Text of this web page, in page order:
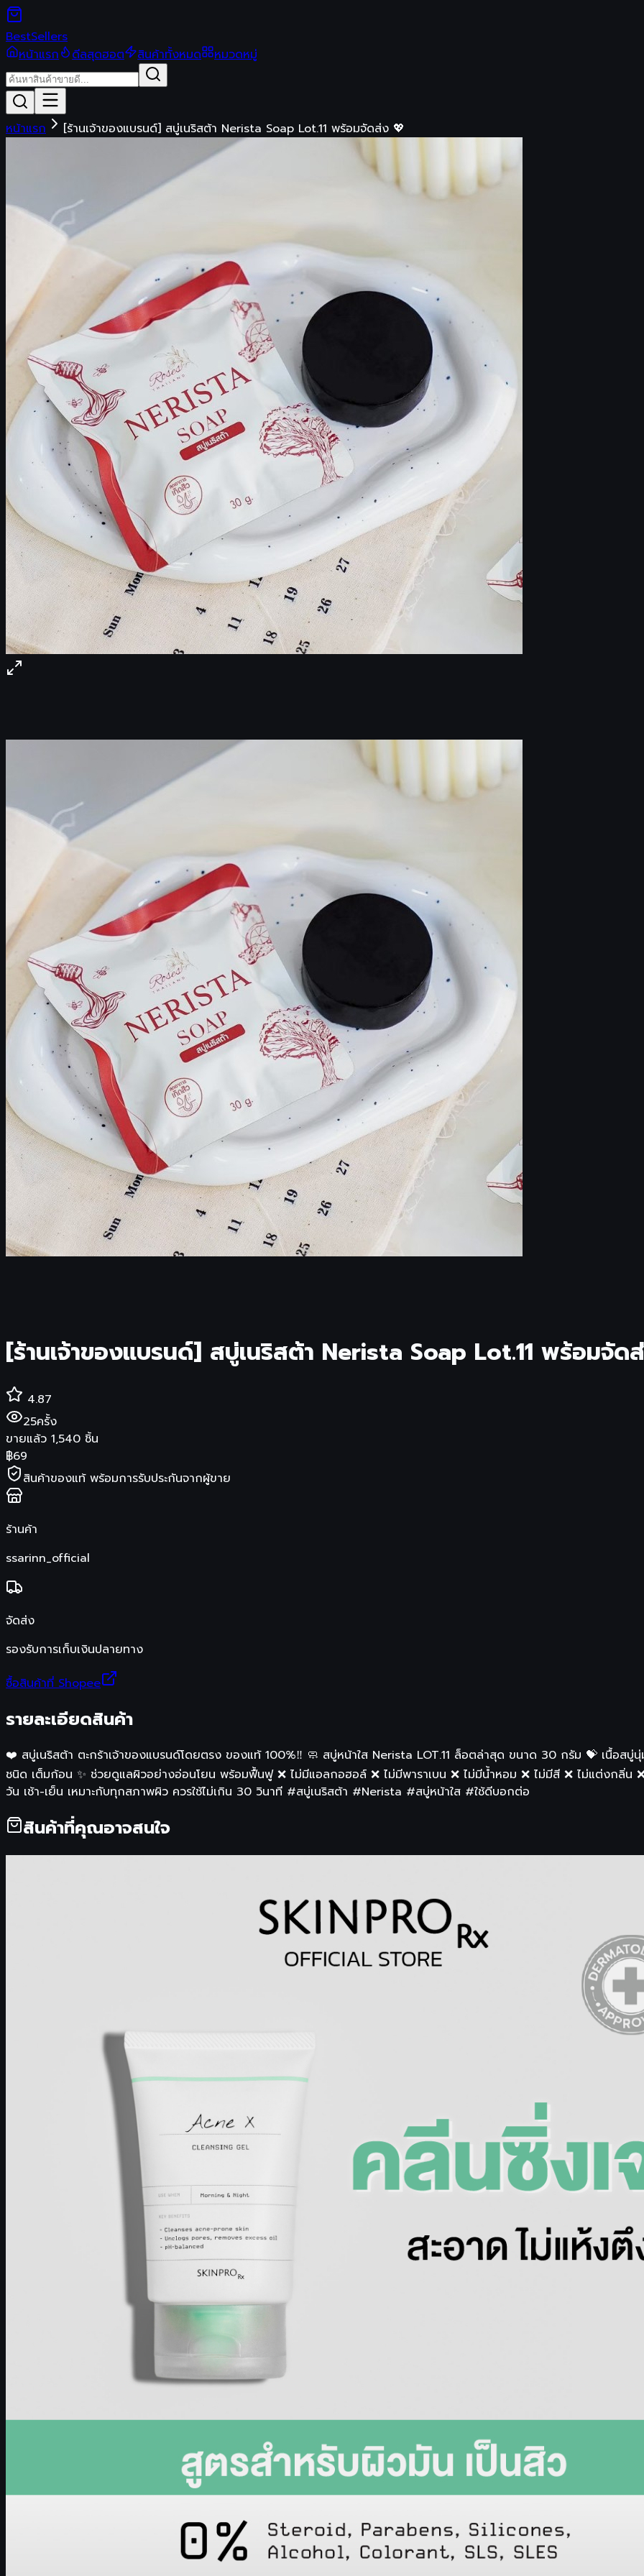
BestSellers
หน้าแรก
ดีลสุดฮอต สินค้าทั้งหมด หมวดหมู่
หน้าแรก [ร้านเจ้าของแบรนด์] สบู่เนริสต้า Nerista Soap Lot.11 พร้อมจัดส่ง 💖
[ร้านเจ้าของแบรนด์] สบู่เนริสต้า Nerista Soap Lot.11 พร้อมจัด
4.87
25ครั้ง
ขายแล้ว 1,540 ชิ้น
฿69
สินค้าของแท้ พร้อมการรับประกันจากผู้ขาย
ร้านค้า
ssarinn_official
จัดส่ง
รองรับการเก็บเงินปลายทาง
ซื้อสินค้าที่ Shopee
รายละเอียดสินค้า
❤️ สบู่เนริสต้า ตะกร้าเจ้าของแบรนด์โดยตรง ของแท้ 100%‼️ 🧼 สบู่หน้าใส Nerista LOT.11 ล็อตล่าสุด ขนาด 30 กรัม 💝 เนื้อสบู่
ชนิด เต็มก้อน ✨ ช่วยดูแลผิวอย่างอ่อนโยน พร้อมฟื้นฟู ❌ ไม่มีแอลกอฮอล์ ❌ ไม่มีพาราเบน ❌ ไม่มีน้ำหอม ❌ ไม่มีสี ❌ ไม่แต่งกลิ่น
วัน เช้า-เย็น เหมาะกับทุกสภาพผิว ควรใช้ไม่เกิน 30 วินาที #สบู่เนริสต้า #Nerista #สบู่หน้าใส #ใช้ดีบอกต่อ
สินค้าที่คุณอาจสนใจ